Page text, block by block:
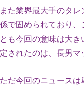
た業界最大手のタレ
で固められており
も今回の意味は大
されたのは、長男マ
だ今回のニュースは